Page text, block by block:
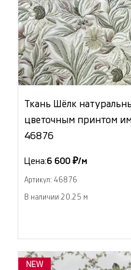
Ткань Шёлк
цветочным принтом
46876
Цена:6 600 ₽/м
Артикул: 46876
В наличии 20.25 м
NEW